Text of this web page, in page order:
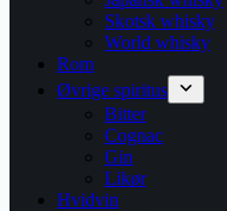
Skotsk whisky
World whisky
Rom
Øvrige spiritus
Bitter
Cognac
Gin
Likør
Hvidvin